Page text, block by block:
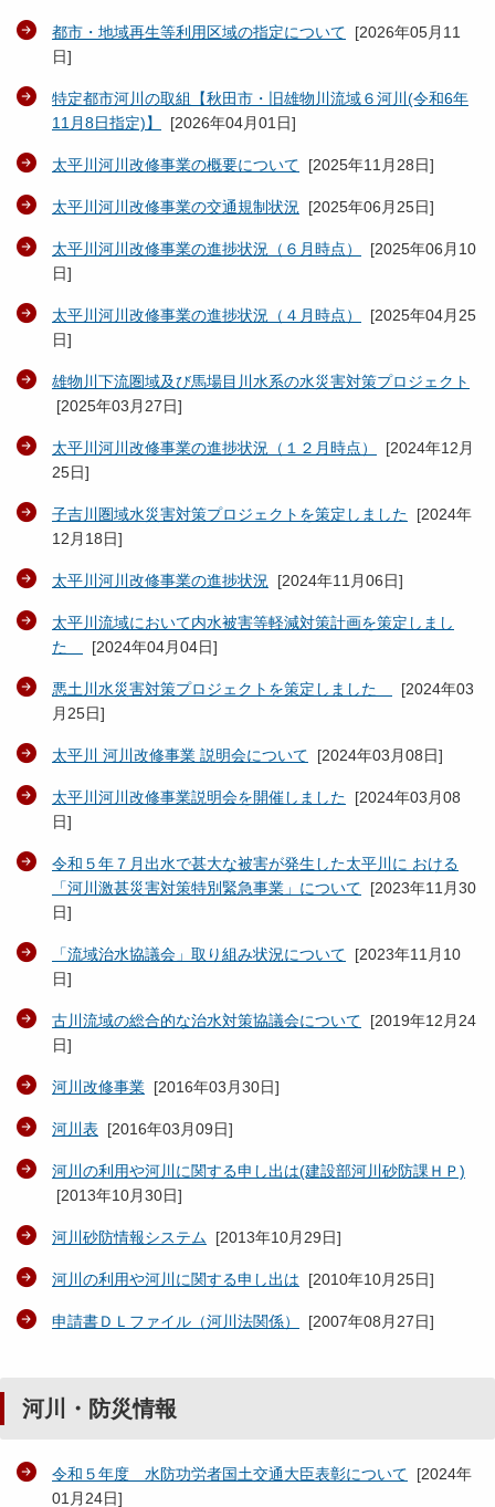
都市・地域再生等利用区域の指定について [2026年05月11
日]
特定都市河川の取組【秋田市・旧雄物川流域６河川(令和6年
11月8日指定)】
[2026年04月01日]
太平川河川改修事業の概要について [2025年11月28日]
太平川河川改修事業の交通規制状況 [2025年06月25日]
太平川河川改修事業の進捗状況（６月時点） [2025年06月10
日]
太平川河川改修事業の進捗状況（４月時点） [2025年04月25
日]
雄物川下流圏域及び馬場目川水系の水災害対策プロジェクト
[2025年03月27日]
太平川河川改修事業の進捗状況（１２月時点） [2024年12月
25日]
子吉川圏域水災害対策プロジェクトを策定しました [2024年
12月18日]
太平川河川改修事業の進捗状況 [2024年11月06日]
太平川流域において内水被害等軽減対策計画を策定しまし
た
[2024年04月04日]
悪土川水災害対策プロジェクトを策定しました [2024年03
月25日]
太平川 河川改修事業 説明会について [2024年03月08日]
太平川河川改修事業説明会を開催しました [2024年03月08
日]
令和５年７月出水で甚大な被害が発生した太平川に おける
「河川激甚災害対策特別緊急事業」について [2023年11月30
日]
「流域治水協議会」取り組み状況について [2023年11月10
日]
古川流域の総合的な治水対策協議会について [2019年12月24
日]
河川改修事業 [2016年03月30日]
河川表 [2016年03月09日]
河川の利用や河川に関する申し出は(建設部河川砂防課ＨＰ)
[2013年10月30日]
河川砂防情報システム [2013年10月29日]
河川の利用や河川に関する申し出は [2010年10月25日]
申請書ＤＬファイル（河川法関係） [2007年08月27日]
河川・防災情報
令和５年度 水防功労者国土交通大臣表彰について [2024年
01月24日]